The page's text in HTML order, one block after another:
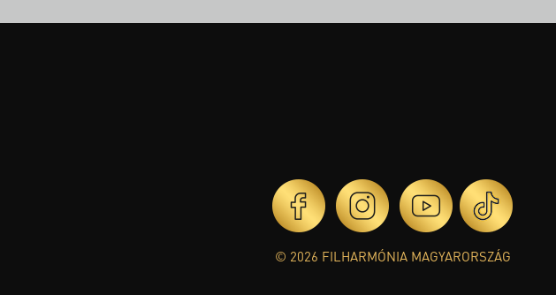
© 2026 FILHARMÓNIA MAGYARORSZÁG